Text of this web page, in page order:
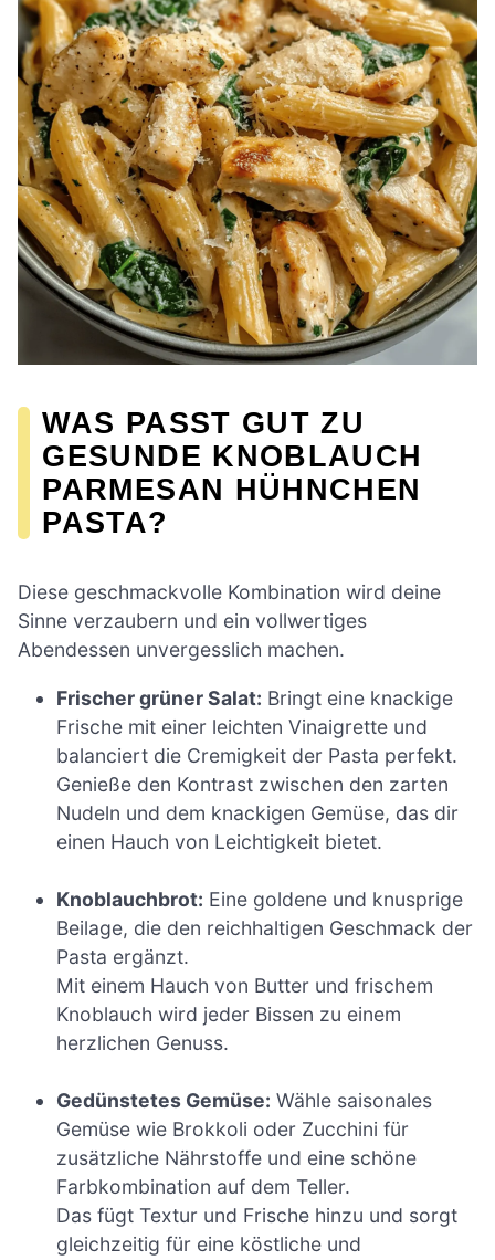
WAS PASST GUT ZU
GESUNDE KNOBLAUCH
PARMESAN HÜHNCHEN
PASTA?
Diese geschmackvolle Kombination wird deine
Sinne verzaubern und ein vollwertiges
Abendessen unvergesslich machen.
Frischer grüner Salat: Bringt eine knackige
Frische mit einer leichten Vinaigrette und
balanciert die Cremigkeit der Pasta perfekt.
Genieße den Kontrast zwischen den zarten
Nudeln und dem knackigen Gemüse, das dir
einen Hauch von Leichtigkeit bietet.
Knoblauchbrot: Eine goldene und knusprige
Beilage, die den reichhaltigen Geschmack der
Pasta ergänzt.
Mit einem Hauch von Butter und frischem
Knoblauch wird jeder Bissen zu einem
herzlichen Genuss.
Gedünstetes Gemüse: Wähle saisonales
Gemüse wie Brokkoli oder Zucchini für
zusätzliche Nährstoffe und eine schöne
Farbkombination auf dem Teller.
Das fügt Textur und Frische hinzu und sorgt
gleichzeitig für eine köstliche und